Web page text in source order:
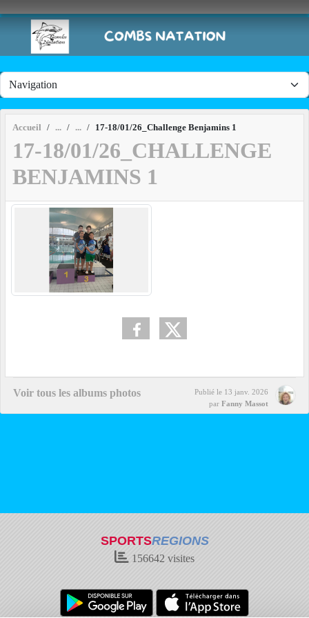
Accueil 17-18/01/26_Challenge Benjamins 1
17-18/01/26_CHALLENGE
BENJAMINS 1
Voir tous les albums photos Publié le 13 janv. 2026
par Fanny Massot
SPORTSREGIONS
156642 visites